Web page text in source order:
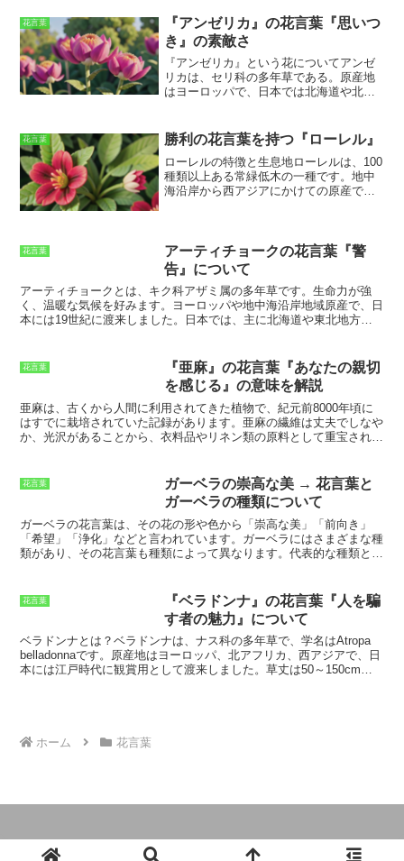
花言葉
『アンゼリカ』の花言葉『思いつ
き』の素敵さ
『アンゼリカ』という花についてアンゼ
リカは、セリ科の多年草である。原産地
はヨーロッパで、日本では北海道や北陸
ゼリカの花言葉は「思いつき」である。
これは、アンゼリカが突然変異しやすい
植物であることに由来している。アンゼ
リカは、環境の変化に適応して、さまざ
まな形や色の花を咲かせる。このことか
花言葉 勝利の花言葉を持つ『ローレル』
ローレルの特徴と生息地ローレルは、100
種類以上ある常緑低木の一種です。地中
海沿岸から西アジアにかけての原産で、
20センチ、幅5～10センチの楕円形で、表
面は光沢があり、裏面は灰緑色です。花
は、長さ1～2センチの白色で、4～5月頃
に咲きます。果実は、直径1～2センチの
黒色の球形で、10～11月頃に熟します。
ローレルは、温暖で乾燥した気候を好み
みをして樹形を整えることもできます。
ローレルは、その葉や実が料理に使用さ
れます。葉は、スープやシチューの香味
付けに使われるほか、肉や魚の臭み消し
にも使われます。実は、ローレルオイル
として抽出され、ハーブオイルや化粧品
花言葉
アーティチョークの花言葉『警
告』について
アーティチョークとは、キク科アザミ属の多年草です。生命力が強
く、温暖な気候を好みます。ヨーロッパや地中海沿岸地域原産で、日
本には19世紀に渡来しました。日本では、主に北海道や東北地方で
した食感です。アーティチョークは、そのまま茹でて食べたり、サラ
ダや炒め物などに利用されます。また、アーティチョークの根や葉も
花言葉
『亜麻』の花言葉『あなたの親切
を感じる』の意味を解説
亜麻は、古くから人間に利用されてきた植物で、紀元前8000年頃に
はすでに栽培されていた記録があります。亜麻の繊維は丈夫でしなや
か、光沢があることから、衣料品やリネン類の原料として重宝されて
草の草本です。茎は細長く、高さは50cmから1mほどになります。葉
は細長く尖っていて、互生しています。花は青色または白色で、直径
1cmほどです。果実は蒴果で、中に多数の種子が入っています。
は、世界各地の温帯から亜熱帯地域に分布しています。日本では、北
海道や東北地方で栽培されています。亜麻は、日当たりがよく水はけ
の良い土壌を好みます。
花言葉
ガーベラの崇高な美 → 花言葉と
ガーベラの種類について
ガーベラの花言葉は、その花の形や色から「崇高な美」「前向き」
「希望」「浄化」などと言われています。 ガーベラにはさまざまな種
類があり
、その花言葉も種類によって異なります。代表的な種類と花
ベラ喜び、元気、陽気 黄色のガーベラ友情、希望、明るい未来ガーベ
ラの花言葉は、その花の色や形に由来しています。例えば、赤いガー
その情熱的な色から「情熱」「愛」「美しさ」の花言葉を持ち
ます。白いガーベラは その純粋な色から「純粋」「清浄」「無垢」の
花言葉を持ちます。ガーベラは、その美しい花形と豊富な花言葉か
ら、さまざまなシーンで人気のある花です。誕生日、結婚記念日、母
花言葉
『ベラドンナ』の花言葉『人を騙
す者の魅力』について
ベラドンナとは？ベラドンナは、ナス科の多年草で、学名はAtropa
belladonnaです。原産地はヨーロッパ、北アフリカ、西アジアで、日
本には江戸時代に観賞用として渡来しました。草丈は50～150cm
ミン、ヒヨスチアミンなどがあり、これらは神経系に作用して、瞳孔
し、ベラドンナは有毒植物であるため、使用には注意が必要です。誤
って摂取すると、重篤な症状を引き起こす可能性があります。ベラド
ホーム 花言葉